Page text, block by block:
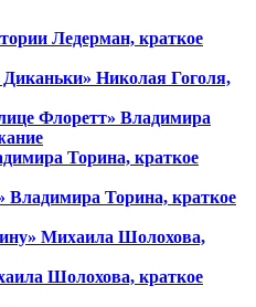
Ледерман, краткое
Диканьки» Николая Гоголя,
Флоретт» Владимира
Торина, краткое
Владимира Торина, краткое
Михаила Шолохова,
Шолохова, краткое